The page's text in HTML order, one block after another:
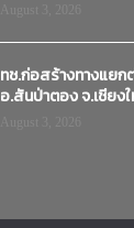
ทช.ก่อสร้างทางแย
อ.สันป่าตอง จ.เชียง